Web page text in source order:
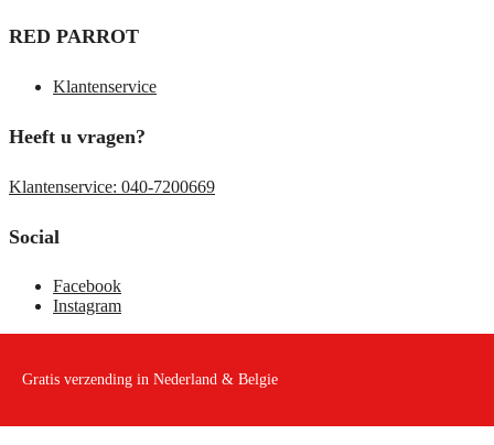
RED PARROT
Klantenservice
Heeft u vragen?
Klantenservice: 040-7200669
Social
Facebook
Instagram
Gratis verzending in Nederland & Belgie